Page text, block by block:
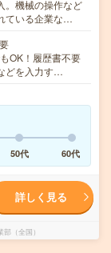
。機械の操作など
ている企業な…
OK！履歴書不要
どを入力す…
50代 60代
詳しく見る
（全国）